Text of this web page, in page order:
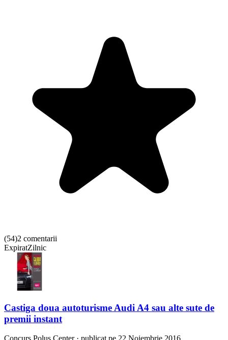
(54)2 comentarii
ExpiratZilnic
Castiga doua autoturisme Audi A4 sau alte sute de
premii instant